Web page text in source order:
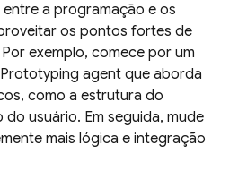
a programação e os
os pontos fortes de
exemplo, comece por um
agentque aborda
como a estrutura do
usuário. Em seguida, mude
mais lógica e integração